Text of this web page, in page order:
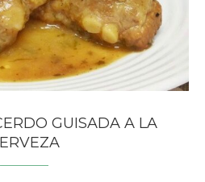
GUISADA A LA